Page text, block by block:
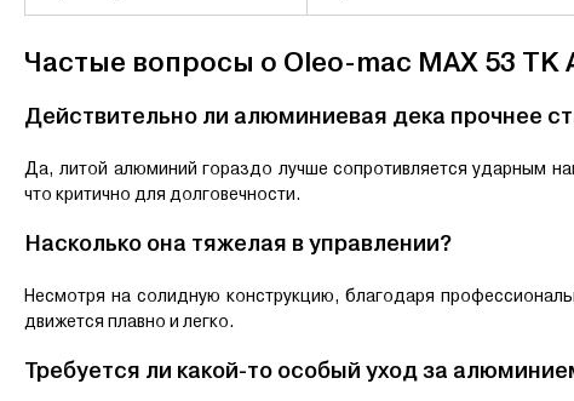
Частые вопросы о Oleo-mac MAX 53 TK
Действительно ли алюминиевая дека прочнее
Да, литой алюминий гораздо лучше сопротивляется ударным
что критично для долговечности.
Насколько она тяжелая в управлении?
Несмотря на солидную конструкцию, благодаря
движется плавно и легко.
Требуется ли какой-то особый уход за